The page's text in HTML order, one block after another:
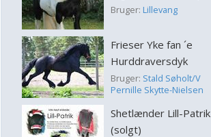
Bruger: Lillevang
Frieser Yke fan ´e
Hurddraversdyk
Bruger: Stald Søholt/V
Pernille Skytte-Nielsen
Shetlænder Lill-Patrik
(solgt)